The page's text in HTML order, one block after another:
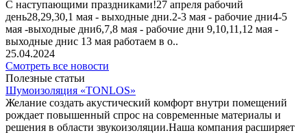
С наступающими праздниками!27 апреля рабочий
день28,29,30,1 мая - выходные дни.2-3 мая - рабочие дни4-5
мая -выходные дни6,7,8 мая - рабочие дни 9,10,11,12 мая -
выходные днис 13 мая работаем в о..
25.04.2024
Смотреть все новости
Полезные статьи
Шумоизоляция «TONLOS»
Желание создать акустический комфорт внутри помещений
рождает повышенный спрос на современные материалы и
решения в области звукоизоляции.Наша компания расширяет